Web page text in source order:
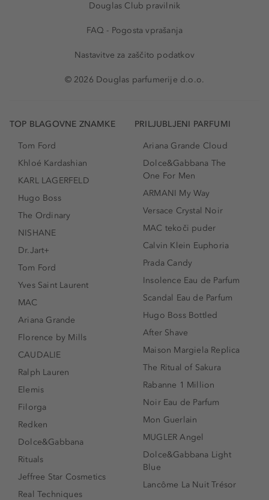
Douglas Club pravilnik
FAQ - Pogosta vprašanja
Nastavitve za zaščito podatkov
© 2026 Douglas parfumerije d.o.o.
TOP BLAGOVNE ZNAMKE
Tom Ford
Khloé Kardashian
KARL LAGERFELD
Hugo Boss
The Ordinary
NISHANE
Dr.Jart+
Tom Ford
Yves Saint Laurent
MAC
Ariana Grande
Florence by Mills
CAUDALIE
Ralph Lauren
Elemis
Filorga
Redken
Dolce&Gabbana
Rituals
Jeffree Star Cosmetics
Real Techniques
PRILJUBLJENI PARFUMI
Ariana Grande Cloud
Dolce&Gabbana The
One For Men
ARMANI My Way
Versace Crystal Noir
MAC tekoči puder
Calvin Klein Euphoria
Prada Candy
Insolence Eau de Parfum
Scandal Eau de Parfum
Hugo Boss Bottled
After Shave
Maison Margiela Replica
The Ritual of Sakura
Rabanne 1 Million
Noir Eau de Parfum
Mon Guerlain
MUGLER Angel
Dolce&Gabbana Light
Blue
Lancôme La Nuit Trésor